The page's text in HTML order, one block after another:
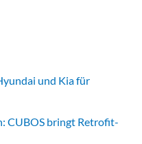
und Kia für
CUBOS bringt Retrofit-